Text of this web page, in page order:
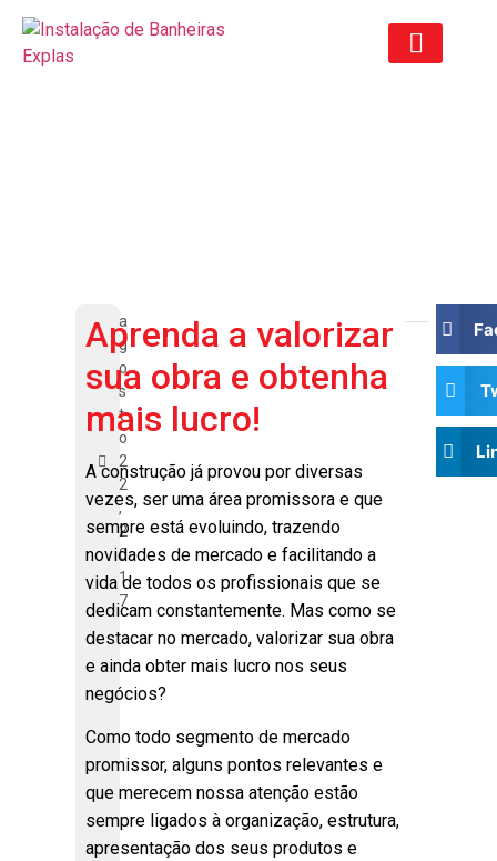
a
g
o
s
t
o
2
2
,
2
0
1
7
Aprenda a valorizar
sua obra e obtenha
mais lucro!
A construção já provou por diversas
vezes, ser uma área promissora e que
sempre está evoluindo, trazendo
novidades de mercado e facilitando a
vida de todos os profissionais que se
dedicam constantemente. Mas como se
destacar no mercado, valorizar sua obra
e ainda obter mais lucro nos seus
negócios?
Como todo segmento de mercado
promissor, alguns pontos relevantes e
que merecem nossa atenção estão
sempre ligados à organização, estrutura,
apresentação dos seus produtos e